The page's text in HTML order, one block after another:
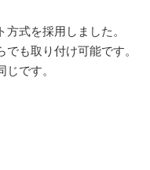
式を採用しました。
も取り付け可能です。
です。